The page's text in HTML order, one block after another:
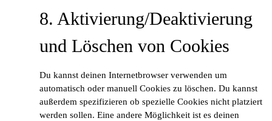
8. Aktivierung/Deaktivierung
und Löschen von Cookies
Du kannst deinen Internetbrowser verwenden um
automatisch oder manuell Cookies zu löschen. Du kannst
außerdem spezifizieren ob spezielle Cookies nicht platziert
werden sollen. Eine andere Möglichkeit ist es deinen